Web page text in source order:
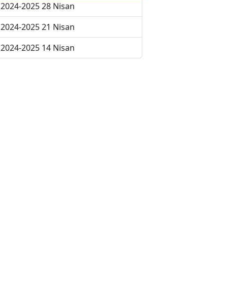
2024-2025 28 Nisan
2024-2025 21 Nisan
2024-2025 14 Nisan